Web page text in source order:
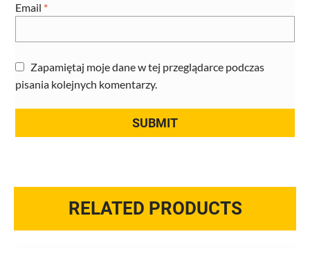
Email *
Zapamiętaj moje dane w tej przeglądarce podczas
pisania kolejnych komentarzy.
RELATED PRODUCTS